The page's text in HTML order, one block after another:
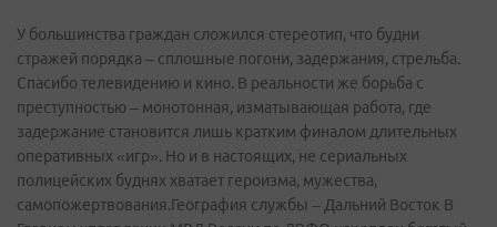
У большинства граждан сложился стереотип, что будни
стражей порядка – сплошные погони, задержания, стрельба.
Спасибо телевидению и кино. В реальности же борьба с
преступностью – монотонная, изматывающая работа, где
задержание становится лишь кратким финалом длительных
оперативных «игр». Но и в настоящих, не сериальных
полицейских буднях хватает героизма, мужества,
самопожертвования.География службы – Дальний Восток В